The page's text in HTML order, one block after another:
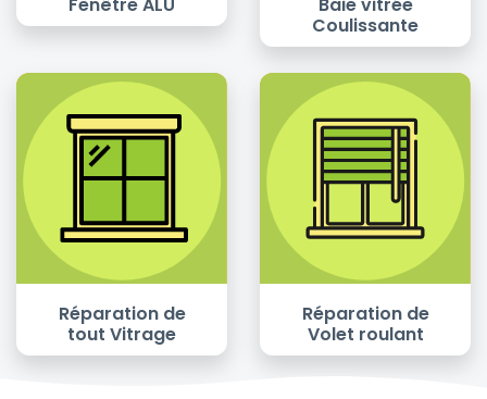
Coulissante
Réparation de
tout Vitrage
Réparation de
Volet roulant